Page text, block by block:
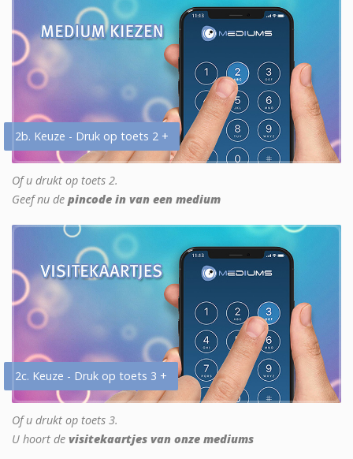
2b. Keuze - Druk op toets 2 +
Of u drukt op toets 2.
Geef nu de pincode in van een medium
2c. Keuze - Druk op toets 3 +
Of u drukt op toets 3.
U hoort de visitekaartjes van onze mediums